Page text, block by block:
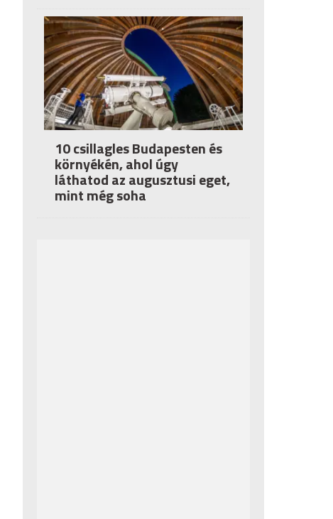
10 csillagles Budapesten és
környékén, ahol úgy
láthatod az augusztusi eget,
mint még soha